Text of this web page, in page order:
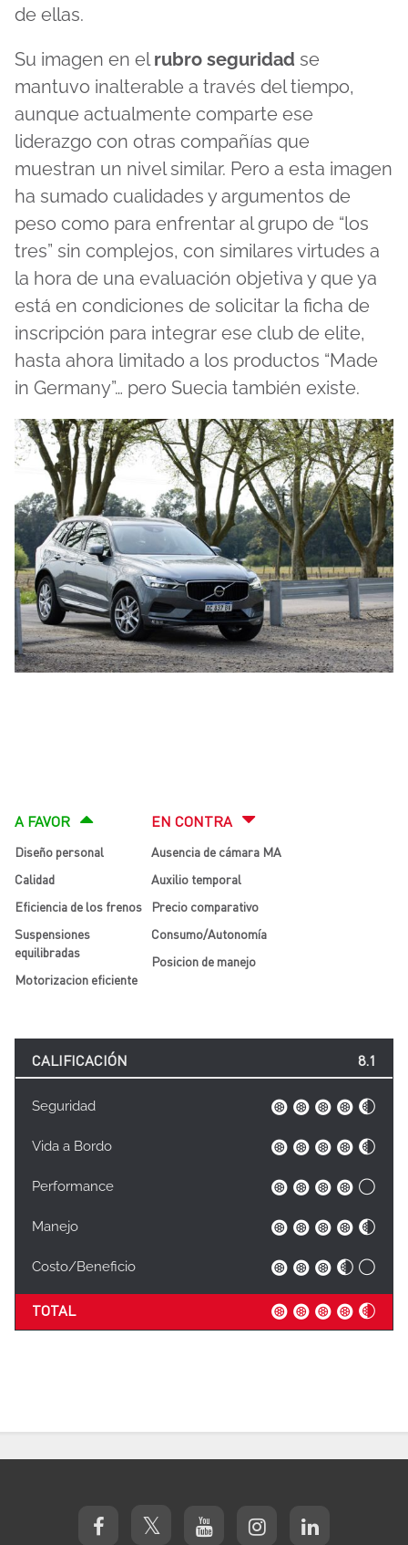
de ellas.
Su imagen en elrubro seguridad se
mantuvo inalterable a través del tiempo,
aunque actualmente comparte ese
liderazgo con otras compañías que
muestran un nivel similar. Pero a esta imagen
ha sumado cualidades y argumentos de
peso como para enfrentar al grupo de “los
tres” sin complejos, con similares virtudes a
la hora de una evaluación objetiva y que ya
está en condiciones de solicitar la ficha de
inscripción para integrar ese club de elite,
hasta ahora limitado a los productos “Made
in Germany”… pero Suecia también existe.
A FAVOR
Diseño personal
Calidad
Eficiencia de los frenos
Suspensiones
equilibradas
Motorizacion eficiente
EN CONTRA
Ausencia de cámara MA
Auxilio temporal
Precio comparativo
Consumo/Autonomía
Posicion de manejo
CALIFICACIÓN 8.1
Seguridad
Vida a Bordo
Performance
Manejo
Costo/Beneficio
TOTAL